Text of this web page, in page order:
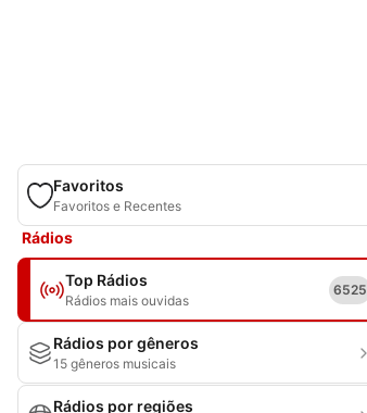
Favoritos
Favoritos e Recentes
Rádios
Top Rádios
Rádios mais ouvidas
6525
Rádios por gêneros
15 gêneros musicais
Rádios por regiões